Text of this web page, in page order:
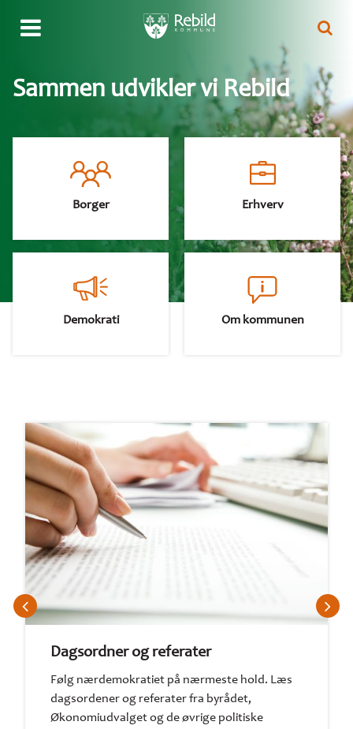
Sammen udvikler vi Rebild
Primær
navigation
Borger Erhverv
Demokrati Om kommunen
Dagsordner og referater
Følg nærdemokratiet på nærmeste hold. Læs
dagsordener og referater fra byrådet,
Økonomiudvalget og de øvrige politiske